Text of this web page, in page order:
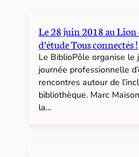
Le 28 juin 2018 au Lion
d’étude Tous connectés !
Le BiblioPôle organise le
journée professionnelle
rencontres autour de
bibliothèque. Marc
la…